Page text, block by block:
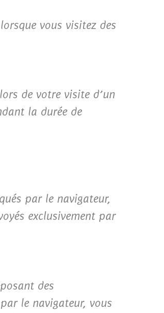
vous visitez des
de votre visite d’un
la durée de
par le navigateur,
exclusivement par
des
le navigateur, vous